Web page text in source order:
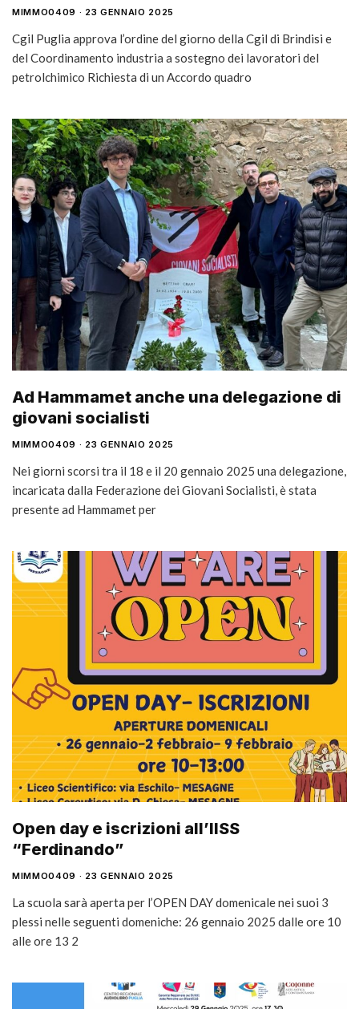
MIMMO0409 23 GENNAIO 2025
Cgil Puglia approva l’ordine del giorno della Cgil di Brindisi e
del Coordinamento industria a sostegno dei lavoratori del
petrolchimico Richiesta di un Accordo quadro
Ad Hammamet anche una delegazione di
giovani socialisti
MIMMO0409 23 GENNAIO 2025
Nei giorni scorsi tra il 18 e il 20 gennaio 2025 una delegazione,
incaricata dalla Federazione dei Giovani Socialisti, è stata
presente ad Hammamet per
Open day e iscrizioni all’IISS
“Ferdinando”
MIMMO0409 23 GENNAIO 2025
La scuola sarà aperta per l’OPEN DAY domenicale nei suoi 3
plessi nelle seguenti domeniche: 26 gennaio 2025 dalle ore 10
alle ore 13 2